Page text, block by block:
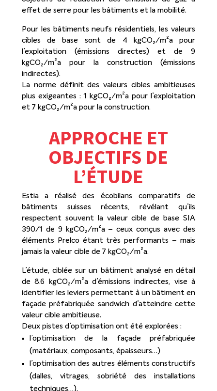
effet de serre pour les bâtiments et la mobilité.
Pour les bâtiments neufs résidentiels, les valeurs
cibles de base sont de 4 kgCO₂/m²a pour
l’exploitation (émissions directes) et de 9
kgCO₂/m²a pour la construction (émissions
indirectes).
La norme définit des valeurs cibles ambitieuses
plus exigeantes : 1 kgCO₂/m²a pour l’exploitation
et 7 kgCO₂/m²a pour la construction.
APPROCHE ET
OBJECTIFS DE
L’ÉTUDE
Estia a réalisé des écobilans comparatifs de
bâtiments suisses récents, révélant qu’ils
respectent souvent la valeur cible de base SIA
390/1 de 9 kgCO₂/m²a – ceux conçus avec des
éléments Prelco étant très performants – mais
jamais la valeur cible de 7 kgCO₂/m²a.
L’étude, ciblée sur un bâtiment analysé en détail
de 8.6 kgCO₂/m²a d’émissions indirectes, vise à
identifier les leviers permettant à un bâtiment en
façade préfabriquée sandwich d’atteindre cette
valeur cible ambitieuse.
Deux pistes d’optimisation ont été explorées :
l’optimisation de la façade préfabriquée
(matériaux, composants, épaisseurs…)
l’optimisation des autres éléments constructifs
(dalles, vitrages, sobriété des installations
techniques…).